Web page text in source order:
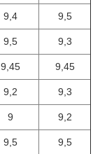
9,4 9,5
9,5 9,3
9,45 9,45
9,2 9,3
9 9,2
9,5 9,5